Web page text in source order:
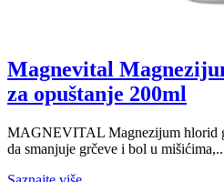
Magnevital
za opuštanje 200ml
MAGNEVITAL Magnezijum hlorid
da smanjuje grčeve i bol u